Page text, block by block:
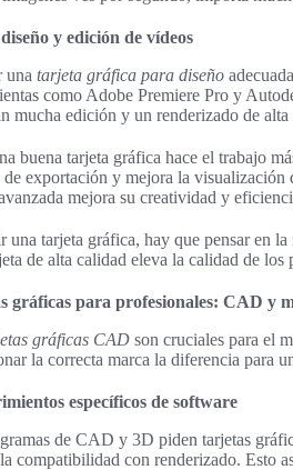
y edición de vídeos
una tarjeta gráfica para diseño
como Adobe Premiere Pro y
mucha edición y un renderizado de alta
buena tarjeta gráfica hace el trabajo
de exportación y mejora la visualización
mejora su creatividad y
una tarjeta gráfica, hay que pensar en
de alta calidad eleva la calidad de
gráficas para profesionales: CAD y
gráficas CAD son cruciales para el
la correcta marca la diferencia para
específicos de software
de CAD y 3D piden tarjetas
compatibilidad con renderizado. Esto